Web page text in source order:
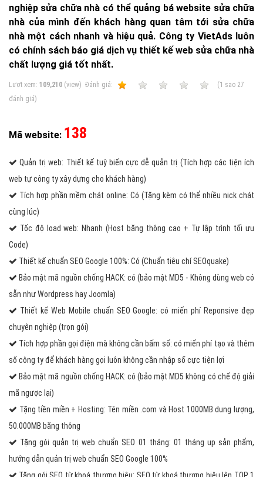
nghiệp sửa chữa nhà có thể quảng bá website sửa chữa
nhà của mình đến khách hàng quan tâm tới sửa chữa
nhà một cách nhanh và hiệu quả. Công ty VietAds luôn
có chính sách báo giá dịch vụ thiết kế web sửa chữa nhà
chất lượng giá tốt nhất.
Lượt xem: 109,210 (view) Ðánh giá: (1 sao 27
đánh giá)
Mã website: 138
Quản trị web: Thiết kế tuỳ biến cực dễ quản trị (Tích hợp các tiện ích
web tự công ty xây dựng cho khách hàng)
Tích hợp phần mềm chát online: Có (Tặng kèm có thể nhiều nick chát
cùng lúc)
Tốc độ load web: Nhanh (Host băng thông cao + Tự lập trình tối ưu
Code)
Thiết kế chuẩn SEO Google 100%: Có (Chuẩn tiêu chí SEOquake)
Bảo mật mã nguồn chống HACK: có (bảo mật MD5 - Không dùng web có
sẵn như Wordpress hay Joomla)
Thiết kế Web Mobile chuẩn SEO Google: có miến phí Reponsive đẹp
chuyên nghiệp (trọn gói)
Tích hợp phần gọi điện mà không cần bấm số: có miến phí tạo và thêm
số công ty để khách hàng gọi luôn không cần nhập số cực tiện lợi
Bảo mật mã nguồn chống HACK: có (bảo mật MD5 không có chế độ giải
mã ngược lại)
Tặng tiền miền + Hosting: Tên miền .com và Host 1000MB dung lượng,
50.000MB băng thông
Tặng gói quản trị web chuẩn SEO 01 tháng: 01 tháng up sản phẩm,
hướng dẫn quản trị web chuẩn SEO Google 100%